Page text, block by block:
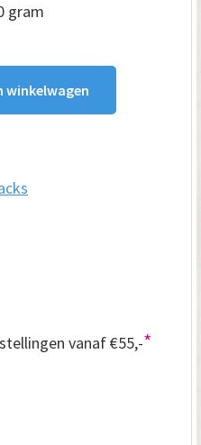
gram
winkelwagen
vanaf €55,-*